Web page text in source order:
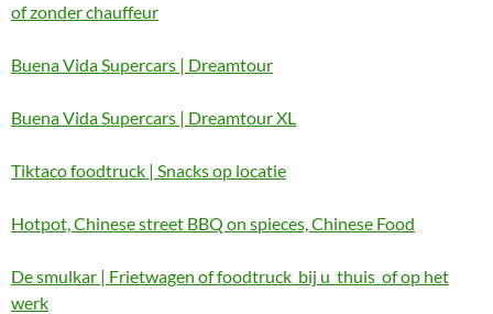
of zonder chauffeur
Buena Vida Supercars | Dreamtour
Buena Vida Supercars | Dreamtour XL
Tiktaco foodtruck | Snacks op locatie
Hotpot, Chinese street BBQ on spieces, Chinese Food
De smulkar | Frietwagen of foodtruck bij u thuis of op het
werk